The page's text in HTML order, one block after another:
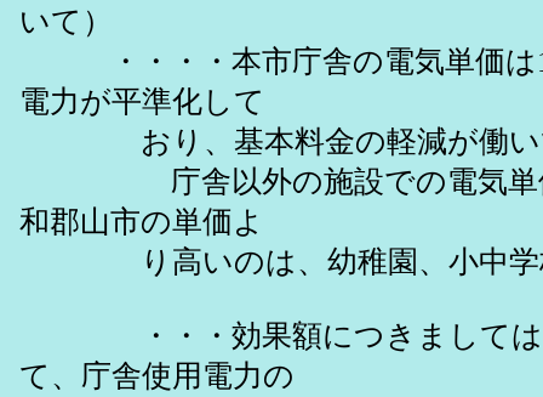
いて）
・・・・本市庁舎の電気単価は
電力が平準化して
おり、基本料金の軽減が働い
庁舎以外の施設での電気単価
和郡山市の単価よ
り高いのは、幼稚園、小中学校
・・・効果額につきましては、
て、庁舎使用電力の